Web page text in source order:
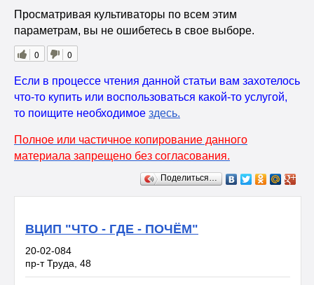
Просматривая культиваторы по всем этим
параметрам, вы не ошибетесь в свое выборе.
0
0
Если в процессе чтения данной статьи вам захотелось
что-то купить или воспользоваться какой-то услугой,
то поищите необходимое здесь.
Полное или частичное копирование данного
материала запрещено без согласования.
Поделиться…
ВЦИП "ЧТО - ГДЕ - ПОЧЁМ"
20-02-084
пр-т Труда, 48